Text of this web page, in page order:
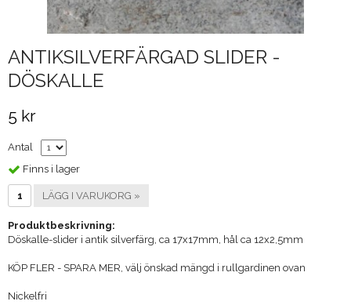
ANTIKSILVERFÄRGAD SLIDER -
DÖSKALLE
5 kr
Antal
Finns i lager
LÄGG I VARUKORG »
Produktbeskrivning:
Döskalle-slider i antik silverfärg, ca 17x17mm, hål ca 12x2,5mm
KÖP FLER - SPARA MER, välj önskad mängd i rullgardinen ovan
Nickelfri